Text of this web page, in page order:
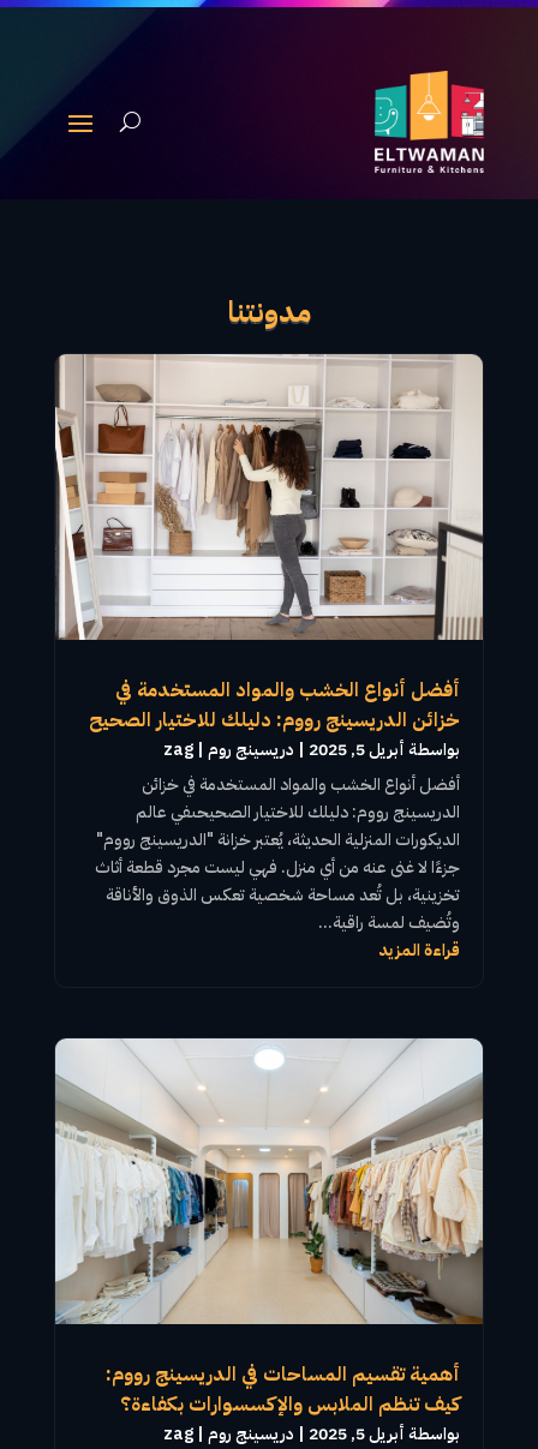
مدونتنا
أفضل أنواع الخشب والمواد المستخدمة في
خزائن الدريسينج رووم: دليلك للاختيار الصحيح
بواسطة ‪ zag أبريل 5, 2025 | دريسينج روم
أفضل أنواع الخشب والمواد المستخدمة في خزائن
الدريسينج رووم: دليلك للاختيار الصحيحىفي عالم
الديكورات المنزلية الحديثة، يُعتبر خزانة "الدريسينج رووم"
جزءًا لا غنى عنه من أي منزل. فهي ليست مجرد قطعة أثاث
تخزينية، بل تُعد مساحة شخصية تعكس الذوق والأناقة
وتُضيف لمسة راقية...
قراءة المزيد
أهمية تقسيم المساحات في الدريسينج رووم:
كيف تنظم الملابس والإكسسوارات بكفاءة؟
بواسطة ‪ zag أبريل 5, 2025 | دريسينج روم